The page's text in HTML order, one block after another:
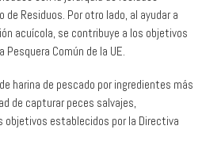
Residuos. Por otro lado, al ayudar a
acuícola, se contribuye a los objetivos
Común de la UE.
harina de pescado por ingredientes más
de capturar peces salvajes,
objetivos establecidos por la Directiva